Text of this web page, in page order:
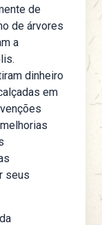
de
de árvores
a
dinheiro
em
seus